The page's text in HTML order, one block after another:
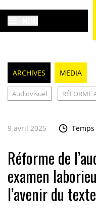
ARCHIVES MEDIA
Audiovisuel RÉFORME
9 avril 2025
Réforme de
examen
l’avenir du